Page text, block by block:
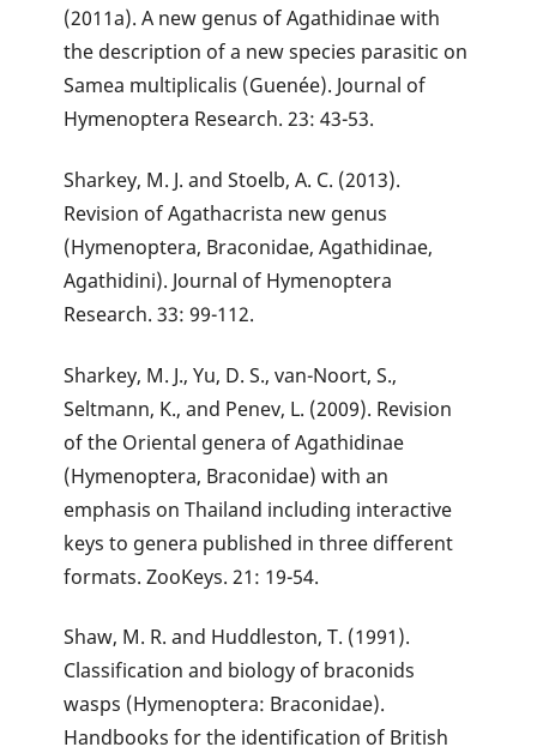
(2011a). A new genus of Agathidinae with
the description of a new species parasitic on
Samea multiplicalis (Guenée). Journal of
Hymenoptera Research. 23: 43-53.
Sharkey, M. J. and Stoelb, A. C. (2013).
Revision of Agathacrista new genus
(Hymenoptera, Braconidae, Agathidinae,
Agathidini). Journal of Hymenoptera
Research. 33: 99-112.
Sharkey, M. J., Yu, D. S., van-Noort, S.,
Seltmann, K., and Penev, L. (2009). Revision
of the Oriental genera of Agathidinae
(Hymenoptera, Braconidae) with an
emphasis on Thailand including interactive
keys to genera published in three different
formats. ZooKeys. 21: 19-54.
Shaw, M. R. and Huddleston, T. (1991).
Classification and biology of braconids
wasps (Hymenoptera: Braconidae).
Handbooks for the identification of British